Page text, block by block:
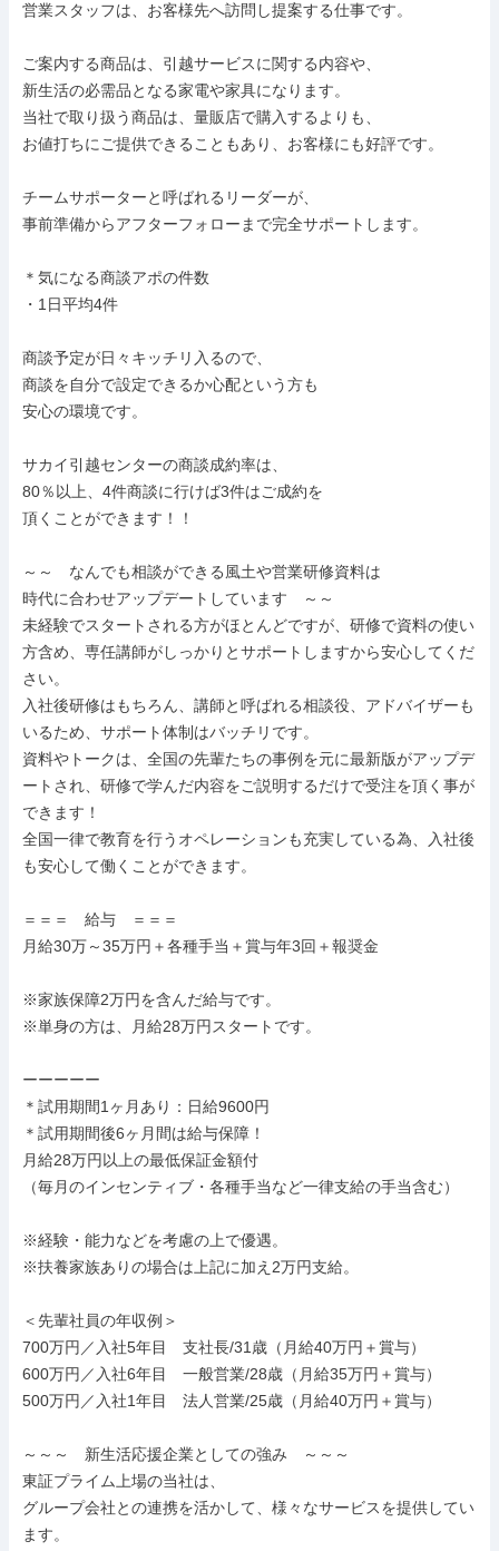
営業スタッフは、お客様先へ訪問し提案する仕事です。
ご案内する商品は、引越サービスに関する内容や、
新生活の必需品となる家電や家具になります。
当社で取り扱う商品は、量販店で購入するよりも、
お値打ちにご提供できることもあり、お客様にも好評です。
チームサポーターと呼ばれるリーダーが、
事前準備からアフターフォローまで完全サポートします。
＊気になる商談アポの件数
・1日平均4件
商談予定が日々キッチリ入るので、
商談を自分で設定できるか心配という方も
安心の環境です。
サカイ引越センターの商談成約率は、
80％以上、4件商談に行けば3件はご成約を
頂くことができます！！
～～　なんでも相談ができる風土や営業研修資料は
時代に合わせアップデートしています　～～
未経験でスタートされる方がほとんどですが、研修で資料の使い
方含め、専任講師がしっかりとサポートしますから安心してくだ
さい。
入社後研修はもちろん、講師と呼ばれる相談役、アドバイザーも
いるため、サポート体制はバッチリです。
資料やトークは、全国の先輩たちの事例を元に最新版がアップデ
ートされ、研修で学んだ内容をご説明するだけで受注を頂く事が
できます！
全国一律で教育を行うオペレーションも充実している為、入社後
も安心して働くことができます。
＝＝＝　給与　＝＝＝
月給30万～35万円＋各種手当＋賞与年3回＋報奨金
※家族保障2万円を含んだ給与です。
※単身の方は、月給28万円スタートです。
ーーーーー
＊試用期間1ヶ月あり：日給9600円
＊試用期間後6ヶ月間は給与保障！
月給28万円以上の最低保証金額付
（毎月のインセンティブ・各種手当など一律支給の手当含む）
※経験・能力などを考慮の上で優遇。
※扶養家族ありの場合は上記に加え2万円支給。
＜先輩社員の年収例＞
700万円／入社5年目　支社長/31歳（月給40万円＋賞与）
600万円／入社6年目　一般営業/28歳（月給35万円＋賞与）
500万円／入社1年目　法人営業/25歳（月給40万円＋賞与）
～～～　新生活応援企業としての強み　～～～
東証プライム上場の当社は、
グループ会社との連携を活かして、様々なサービスを提供してい
ます。